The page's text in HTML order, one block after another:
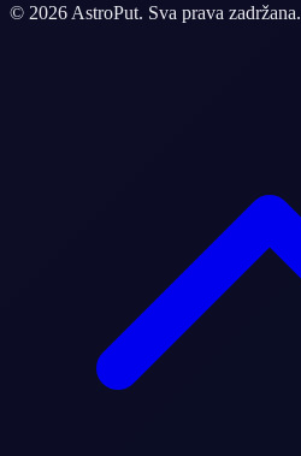
© 2026 AstroPut. Sva prava zadržana.